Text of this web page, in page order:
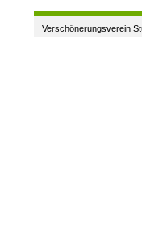
Verschönerungsverein